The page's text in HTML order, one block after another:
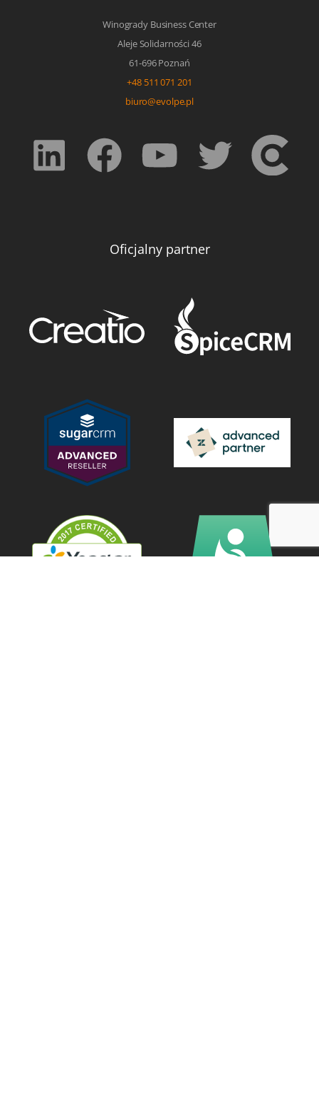
Winogrady Business Center
Aleje Solidarności 46
61-696 Poznań
+48 511 071 201
biuro@evolpe.pl
Oficjalny partner